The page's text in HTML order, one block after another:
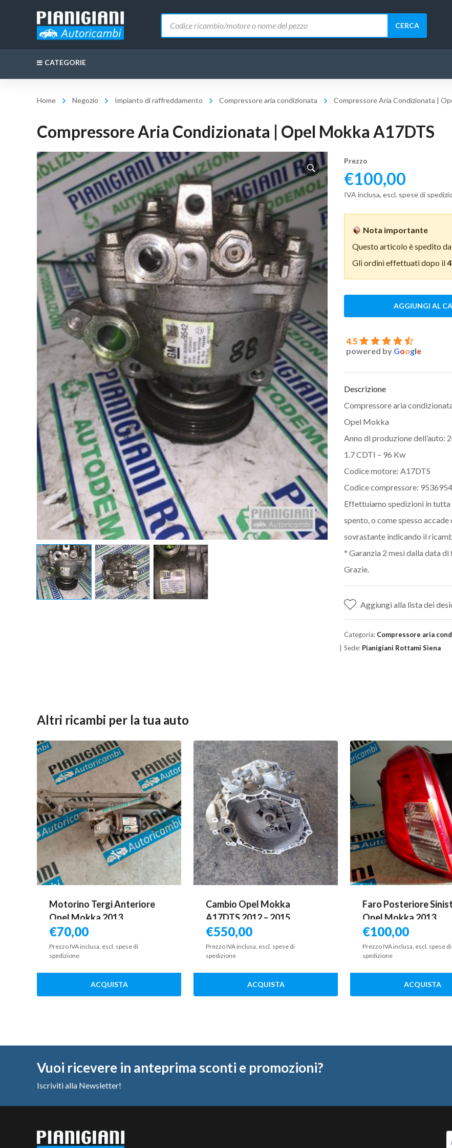
prodotti
CERCA
CATEGORIE
Home Negozio Impianto di raffreddamento Compressore aria condizionata Compressore Aria Condizionata |
Compressore Aria Condizionata | Opel Mokka A17DTS
Prezzo
€100,00
IVA inclusa, escl. spese di
Nota importante
Questo articolo è spedito
Gli ordini effettuati dopo il
AGGIUNGI AL
4.5
powered by Google
Descrizione
Compressore aria
Opel Mokka
Anno di produzione dell’auto:
1.7 CDTI – 96 Kw
Codice motore: A17DTS
Codice compressore:
Effettuiamo spedizioni in tutta
spento, o come spesso
sovrastante indicando il
* Garanzia 2 mesi dalla data
Grazie.
Aggiungi alla lista dei
Categoria: Compressore aria
Sede: Pianigiani Rottami Siena
Altri ricambi per la tua auto
Motorino Tergi Anteriore
Opel Mokka 2013
€70,00
Prezzo IVA inclusa, escl. spese di
spedizione
ACQUISTA
Cambio Opel Mokka
A17DTS 2012 – 2015
€550,00
Prezzo IVA inclusa, escl. spese di
spedizione
ACQUISTA
Faro Posteriore
Opel Mokka 2013
€100,00
Prezzo IVA inclusa, escl. spese di
spedizione
ACQUISTA
Vuoi ricevere in anteprima sconti e promozioni?
Iscriviti alla Newsletter!